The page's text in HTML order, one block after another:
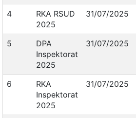
4
RKA RSUD
2025
31/07/2025
5
DPA
Inspektorat
2025
31/07/2025
6
RKA
Inspektorat
2025
31/07/2025